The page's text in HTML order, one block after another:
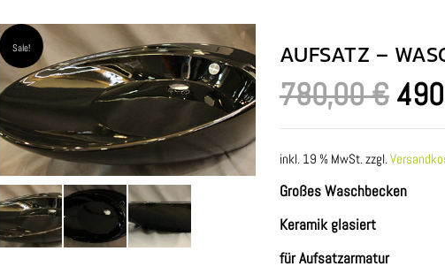
Sale! AUFSATZ –
780,00€
war:
inkl. 19 % MwSt.zzgl.
Großes Waschbecken
Keramik glasiert
für Aufsatzarmatur